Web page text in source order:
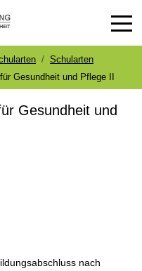
Off-
Schularten
Gesundheit und Pflege II
Gesundheit und
nach